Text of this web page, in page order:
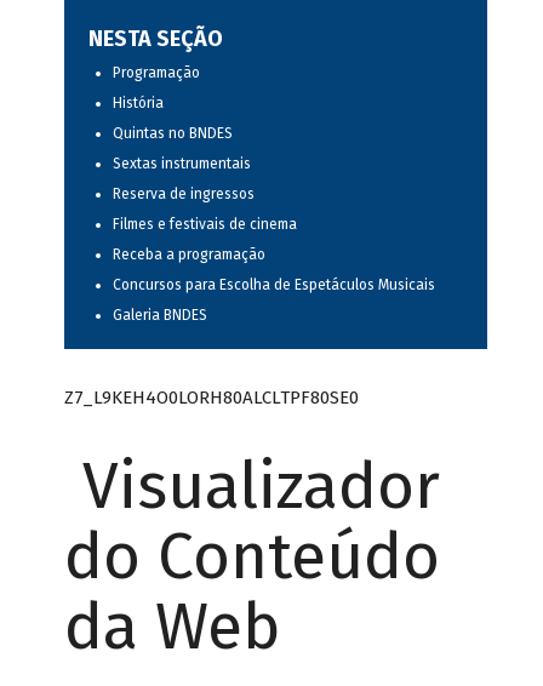
NESTA SEÇÃO
Programação
História
Quintas no BNDES
Sextas instrumentais
Reserva de ingressos
Filmes e festivais de cinema
Receba a programação
Concursos para Escolha de Espetáculos Musicais
Galeria BNDES
Z7_L9KEH4O0LORH80ALCLTPF80SE0
Visualizador
do Conteúdo
da Web